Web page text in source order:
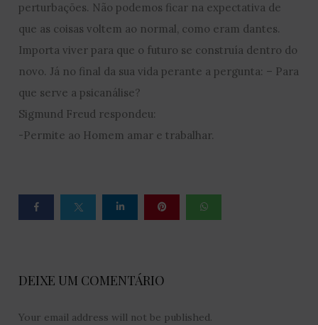
perturbações. Não podemos ficar na expectativa de
que as coisas voltem ao normal, como eram dantes.
Importa viver para que o futuro se construía dentro do
novo. Já no final da sua vida perante a pergunta: – Para
que serve a psicanálise?
Sigmund Freud respondeu:
-Permite ao Homem amar e trabalhar.
DEIXE UM COMENTÁRIO
Your email address will not be published.